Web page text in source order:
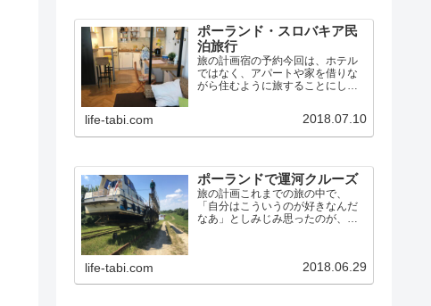
ポーランド・スロバキア民
泊旅行
旅の計画宿の予約今回は、ホテル
ではなく、アパートや家を借りな
がら住むように旅することにしま
まる貸切」タイプでも、1泊2人で5
千円ほどなので、グダニスク4泊、
life-tabi.com 2018.07.10
ポーランドで運河クルーズ
旅の計画これまでの旅の中で、
「自分はこういうのが好きなんだ
なあ」としみじみ思ったのが、英
の旅行とこれは全く違っていて、
life-tabi.com 2018.06.29